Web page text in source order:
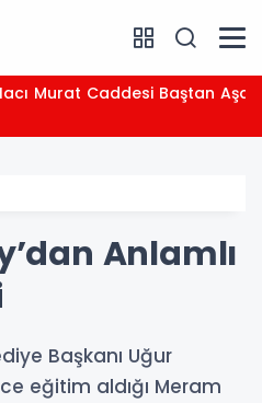
Baştan Aşağı Yenileniyor
Anlamlı
Başkanı Uğur
eğitim aldığı Meram